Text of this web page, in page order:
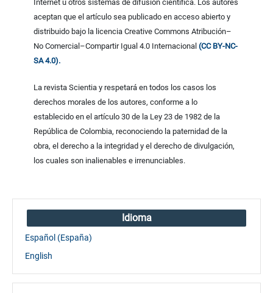
Internet u otros sistemas de difusión científica. Los autores
aceptan que el artículo sea publicado en acceso abierto y
distribuido bajo la licencia Creative Commons Atribución–
No Comercial–Compartir Igual 4.0 Internacional(CC BY-NC-
SA 4.0).
La revista Scientia y respetará en todos los casos los
derechos morales de los autores, conforme a lo
establecido en el artículo 30 de la Ley 23 de 1982 de la
República de Colombia, reconociendo la paternidad de la
obra, el derecho a la integridad y el derecho de divulgación,
los cuales son inalienables e irrenunciables.
Idioma
Español (España)
English